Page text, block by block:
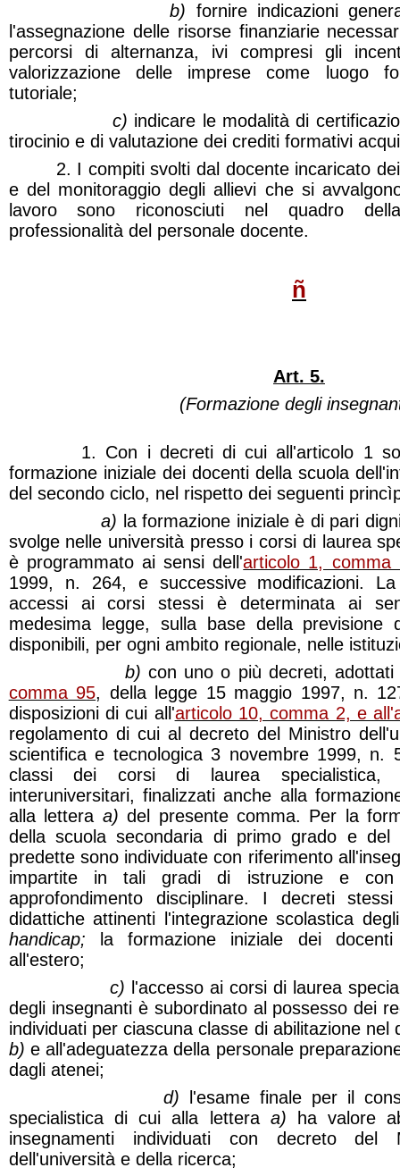
b) fornire indicazioni
l'assegnazione delle risorse finanziarie
percorsi di alternanza, ivi compresi gli
valorizzazione delle imprese come luogo
tutoriale;
c) indicare le modalità di
tirocinio e di valutazione dei crediti formativi
2. I compiti svolti dal docente incaricato dei
e del monitoraggio degli allievi che si
lavoro sono riconosciuti nel quadro
professionalità del personale docente.
ñ
Art. 5.
(Formazione degli
1. Con i decreti di cui all'articolo 1
formazione iniziale dei docenti della scuola
del secondo ciclo, nel rispetto dei seguenti
a) la formazione iniziale è di pari
svolge nelle università presso i corsi di laurea
è programmato ai sensi dell'articolo 1, comma
1999, n. 264, e successive modificazioni. La
accessi ai corsi stessi è determinata ai
medesima legge, sulla base della previsione
disponibili, per ogni ambito regionale, nelle
b) con uno o più decreti, adottati
comma 95, della legge 15 maggio 1997, n.
disposizioni di cui all'articolo 10, comma 2, e
regolamento di cui al decreto del Ministro
scientifica e tecnologica 3 novembre 1999, n.
classi dei corsi di laurea specialistica,
interuniversitari, finalizzati anche alla
alla lettera a) del presente comma. Per la
della scuola secondaria di primo grado e del
predette sono individuate con riferimento
impartite in tali gradi di istruzione e con
approfondimento disciplinare. I decreti
didattiche attinenti l'integrazione scolastica
handicap; la formazione iniziale dei
all'estero;
c) l'accesso ai corsi di laurea
degli insegnanti è subordinato al possesso dei
individuati per ciascuna classe di abilitazione nel
b) e all'adeguatezza della personale
dagli atenei;
d) l'esame finale per il
specialistica di cui alla lettera a) ha valore
insegnamenti individuati con decreto del
dell'università e della ricerca;